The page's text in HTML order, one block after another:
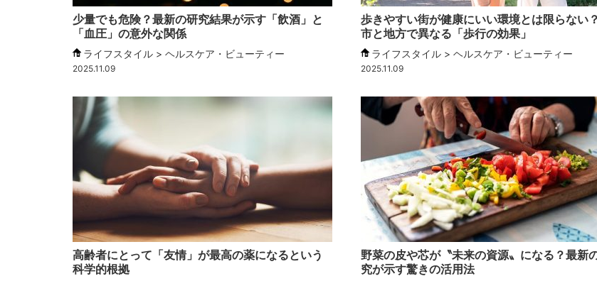
少量でも危険？最新の研究結果が示す「飲酒」と
「血圧」の意外な関係
ライフスタイル > ヘルスケア・ビューティー
2025.11.09
歩きやすい街が健康にいい環境とは限らない
市と地方で異なる「歩行の効果」
ライフスタイル > ヘルスケア・ビューティー
2025.11.09
高齢者にとって「友情」が最高の薬になるという
科学的根拠
野菜の皮や芯が〝未来の資源〟になる？最新
究が示す驚きの活用法